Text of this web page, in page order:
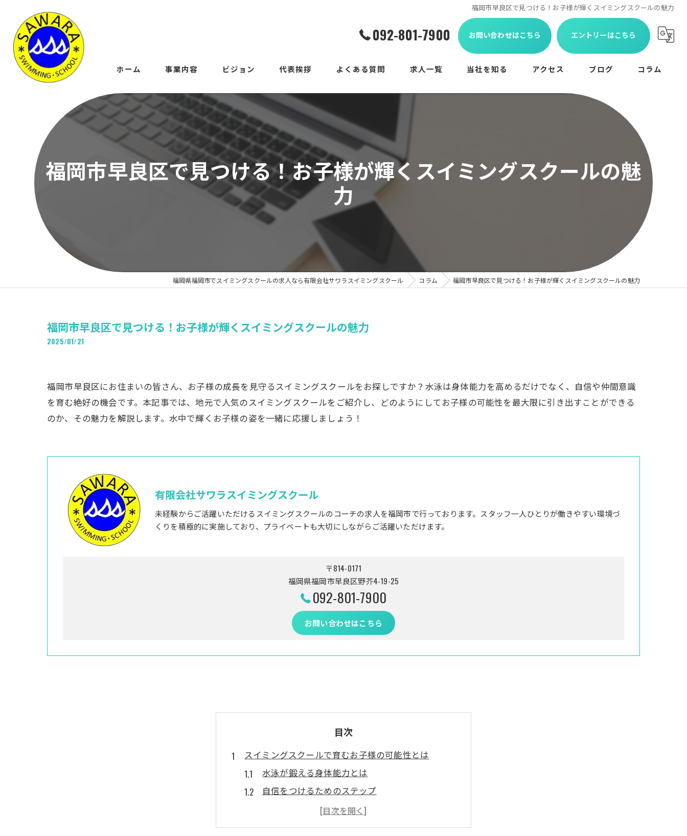
福岡市早良区で見つける！お子様が輝くスイミングスクールの魅力
092-801-7900 お問い合わせはこちら エントリーはこちら
ホーム 事業内容 ビジョン 代表挨拶 よくある質問 求人一覧 当社を知る
パート
アクセス ブログ コラム
福岡市早良区で見つける！お子様が輝くスイミングスクールの魅
力
福岡県福岡市でスイミングスクールの求人なら有限会社サワラスイミングスクール コラム 福岡市早良区で見つける！お子様が輝くスイミングスクールの魅力
福岡市早良区で見つける！お子様が輝くスイミングスクールの魅力
2025/01/21
福岡市早良区にお住まいの皆さん、お子様の成長を見守るスイミングスクールをお探しですか？水泳は身体能力を高めるだけでなく、自信や仲間意識
を育む絶好の機会です。本記事では、地元で人気のスイミングスクールをご紹介し、どのようにしてお子様の可能性を最大限に引き出すことができる
のか、その魅力を解説します。水中で輝くお子様の姿を一緒に応援しましょう！
有限会社サワラスイミングスクール
未経験からご活躍いただけるスイミングスクールのコーチの求人を福岡市で行っております。スタッフ一人ひとりが働きやすい環境づ
くりを積極的に実施しており、プライベートも大切にしながらご活躍いただけます。
〒814-0171
福岡県福岡市早良区野芥4-19-25
092-801-7900
お問い合わせはこちら
目次
スイミングスクールで育むお子様の可能性とは
水泳が鍛える身体能力とは
自信をつけるためのステップ
兄弟や友達と共に成長する効果
スイミングスクールが提供する心の成長